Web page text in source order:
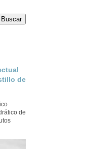
de
de